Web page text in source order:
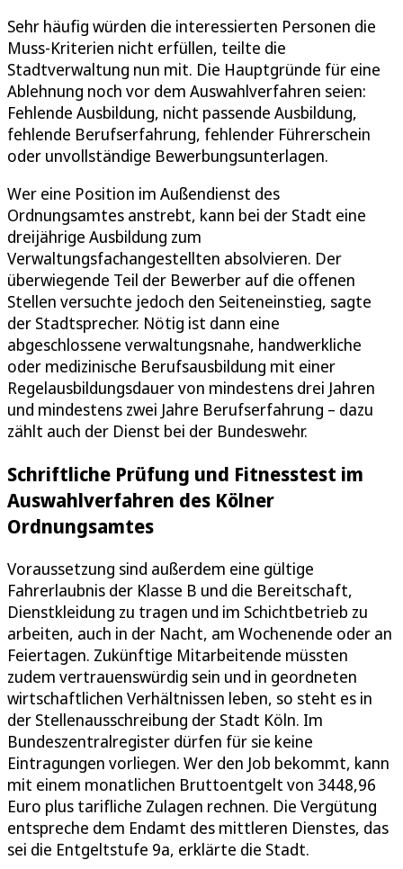
Sehr häufig würden die interessierten Personen die
Muss-Kriterien nicht erfüllen, teilte die
Stadtverwaltung nun mit. Die Hauptgründe für eine
Ablehnung noch vor dem Auswahlverfahren seien:
Fehlende Ausbildung, nicht passende Ausbildung,
fehlende Berufserfahrung, fehlender Führerschein
oder unvollständige Bewerbungsunterlagen.
Wer eine Position im Außendienst des
Ordnungsamtes anstrebt, kann bei der Stadt eine
dreijährige Ausbildung zum
Verwaltungsfachangestellten absolvieren. Der
überwiegende Teil der Bewerber auf die offenen
Stellen versuchte jedoch den Seiteneinstieg, sagte
der Stadtsprecher. Nötig ist dann eine
abgeschlossene verwaltungsnahe, handwerkliche
oder medizinische Berufsausbildung mit einer
Regelausbildungsdauer von mindestens drei Jahren
und mindestens zwei Jahre Berufserfahrung – dazu
zählt auch der Dienst bei der Bundeswehr.
Schriftliche Prüfung und Fitnesstest im
Auswahlverfahren des Kölner
Ordnungsamtes
Voraussetzung sind außerdem eine gültige
Fahrerlaubnis der Klasse B und die Bereitschaft,
Dienstkleidung zu tragen und im Schichtbetrieb zu
arbeiten, auch in der Nacht, am Wochenende oder an
Feiertagen. Zukünftige Mitarbeitende müssten
zudem vertrauenswürdig sein und in geordneten
wirtschaftlichen Verhältnissen leben, so steht es in
der Stellenausschreibung der Stadt Köln. Im
Bundeszentralregister dürfen für sie keine
Eintragungen vorliegen. Wer den Job bekommt, kann
mit einem monatlichen Bruttoentgelt von 3448,96
Euro plus tarifliche Zulagen rechnen. Die Vergütung
entspreche dem Endamt des mittleren Dienstes, das
sei die Entgeltstufe 9a, erklärte die Stadt.